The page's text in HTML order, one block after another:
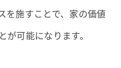
を施すことで、家の価値
が可能になります。